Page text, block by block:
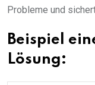
Probleme und
Beispiel
Lösung: